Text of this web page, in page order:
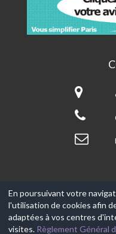
Baudricourt-
Paris
13ème
© 2017-2026, Ce
En poursuivant votre
l'utilisation de cookies afin
adaptées à vos centres
visites. Règlement Général